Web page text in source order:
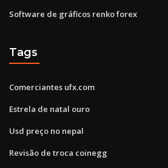
Software de gráficos renko forex
Tags
Comerciantes ufx.com
Estrela de natal ouro
Usd preço no nepal
Revisão de troca coinegg